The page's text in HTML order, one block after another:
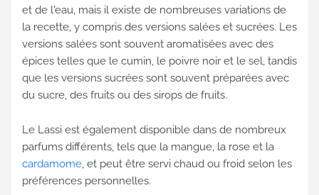
et de l'eau, mais il existe de nombreuses variations de
la recette, y compris des versions salées et sucrées. Les
versions salées sont souvent aromatisées avec des
épices telles que le cumin, le poivre noir et le sel, tandis
que les versions sucrées sont souvent préparées avec
du sucre, des fruits ou des sirops de fruits.
Le Lassi est également disponible dans de nombreux
parfums différents, tels que la mangue, la rose et la
cardamome, et peut être servi chaud ou froid selon les
préférences personnelles.